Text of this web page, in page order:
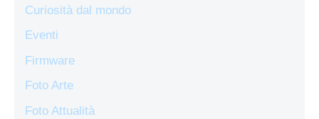
Curiosità dal mondo
Eventi
Firmware
Foto Arte
Foto Attualità